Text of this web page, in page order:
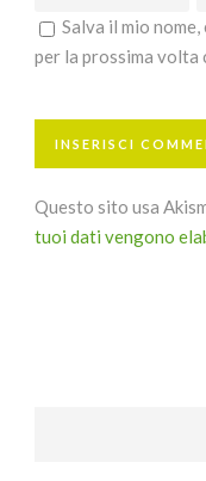
Salva il mio
per la prossima volta
Questo sito usa
tuoi dati vengono